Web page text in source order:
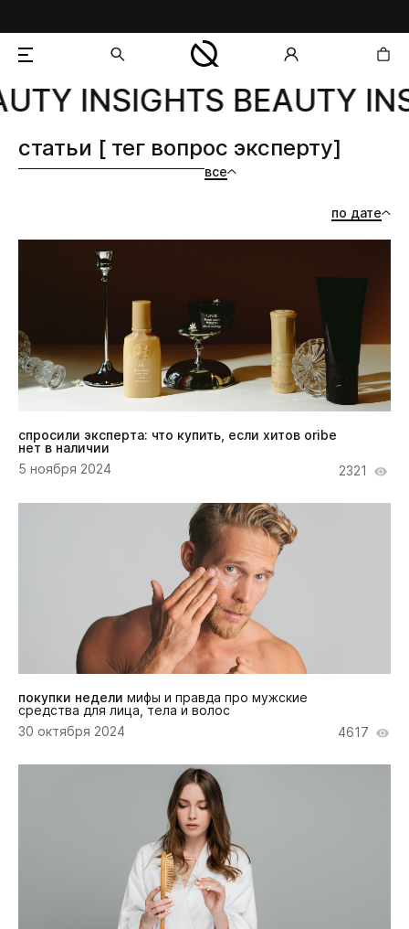
добавлен в корзину
INSIGHTS BEAUTY
все
статьи [ тег вопрос эксперту]
по дате
спросили эксперта: что купить, если хитов oribe
нет в наличии
5 ноября 2024
2321
покупки недели мифы и правда про мужские
средства для лица, тела и волос
30 октября 2024
4617